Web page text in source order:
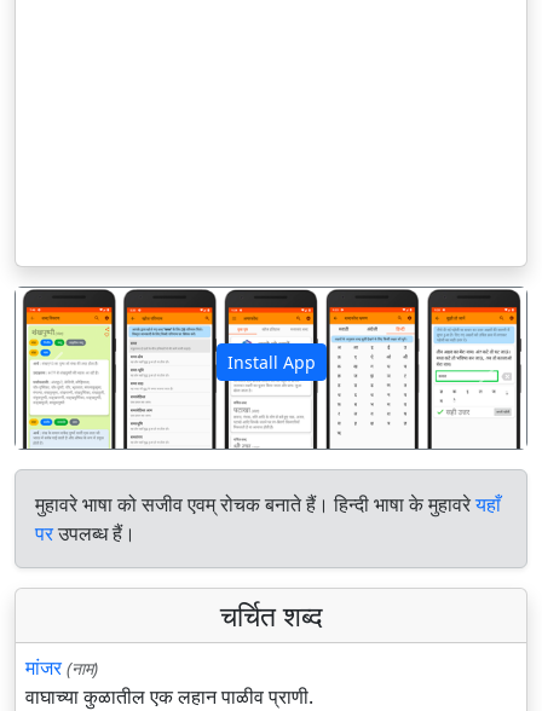
Install App
पिछला अगला
मुहावरे भाषा को सजीव एवम् रोचक बनाते हैं। हिन्दी भाषा के मुहावरेयहाँ
परउपलब्ध हैं।
चर्चित शब्द
मांजर (नाम)
वाघाच्या कुळातील एक लहान पाळीव प्राणी.